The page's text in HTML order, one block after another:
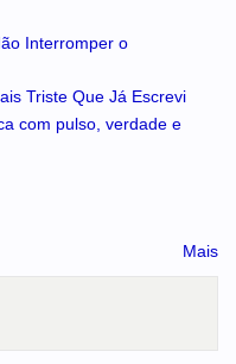
Interromper o
Triste Que Já Escrevi
com pulso, verdade e
Mais